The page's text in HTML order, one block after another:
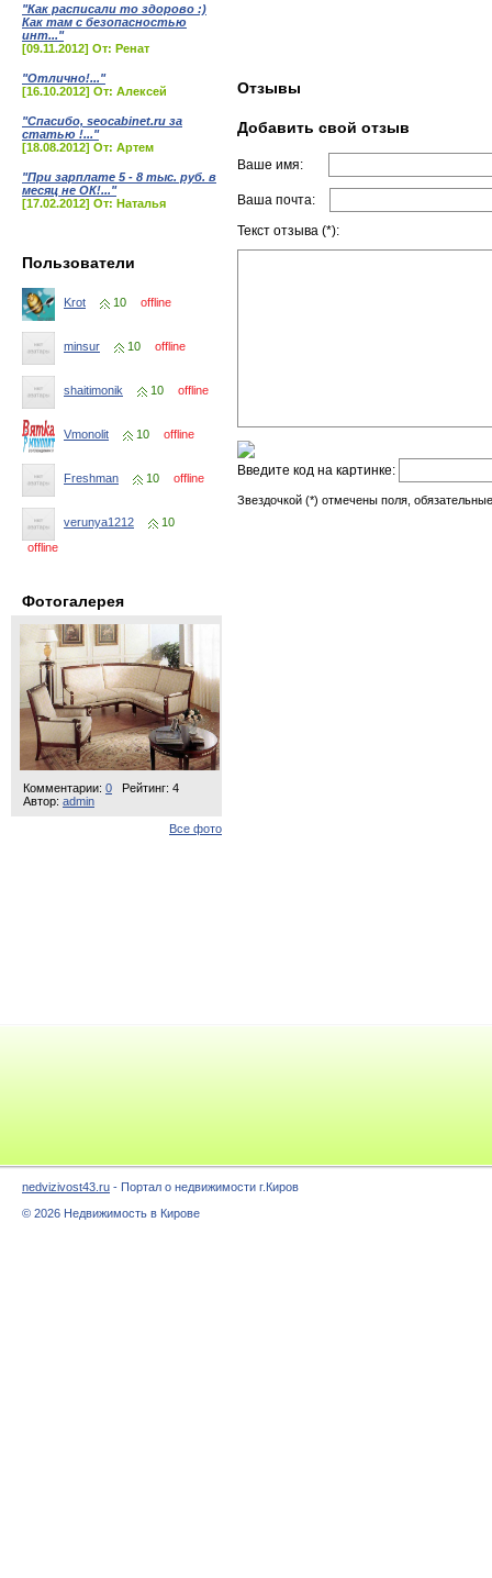
"Как расписали то здорово :)
Как там с безопасностью
инт..."
[09.11.2012] От: Ренат
"Отлично!..."
[16.10.2012] От: Алексей
"Спасибо, seocabinet.ru за
статью !..."
[18.08.2012] От: Артем
"При зарплате 5 - 8 тыс. руб. в
месяц не ОК!..."
[17.02.2012] От: Наталья
Пользователи
Krot 10 offline
minsur 10 offline
shaitimonik 10 offline
Vmonolit 10 offline
Freshman 10 offline
verunya1212
10
offline
Фотогалерея
Комментарии: 0
Рейтинг: 4
Автор: admin
Все фото
Отзывы
Добавить свой отзыв
Ваше имя:
Ваша почта:
Текст отзыва (*):
Введите код на картинке:
Звездочкой (*) отмечены поля,
nedvizivost43.ru - Портал о недвижимости г.Киров
© 2026 Недвижимость в Кирове